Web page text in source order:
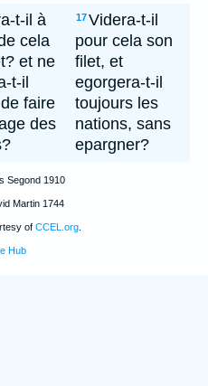
t-il à
cela
et ne
t-il
faire
des
17Videra-t-il
pour cela son
filet, et
egorgera-t-il
toujours les
nations, sans
epargner?
Segond 1910
Martin 1744
of CCEL.org
Hub